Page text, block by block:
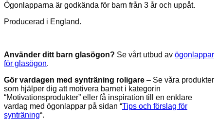
Ögonlapparna är godkända för barn från 3 år och uppåt.
Producerad i England.
Använder ditt barn glasögon? Se vårt utbud av ögonlappar
för glasögon.
Gör vardagen med synträning roligare – Se våra produkter
som hjälper dig att motivera barnet i kategorin
“Motivationsprodukter” eller få inspiration till en enklare
vardag med ögonlappar på sidan “Tips och förslag för
synträning“.